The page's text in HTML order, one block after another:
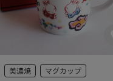
美濃焼 マグカップ